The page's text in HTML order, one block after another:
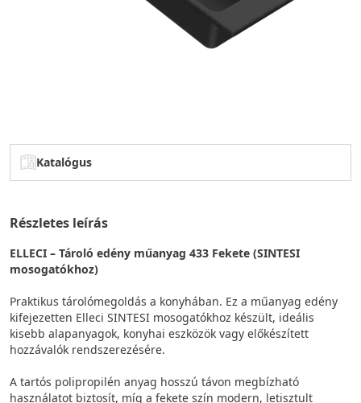
Katalógus
Részletes leírás
ELLECI – Tároló edény műanyag 433 Fekete (SINTESI
mosogatókhoz)
Praktikus tárolómegoldás a konyhában. Ez a műanyag edény
kifejezetten Elleci SINTESI mosogatókhoz készült, ideális
kisebb alapanyagok, konyhai eszközök vagy előkészített
hozzávalók rendszerezésére.
A tartós polipropilén anyag hosszú távon megbízható
használatot biztosít, míg a fekete szín modern, letisztult